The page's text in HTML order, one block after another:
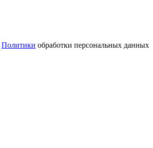
Политики обработки персональных данных